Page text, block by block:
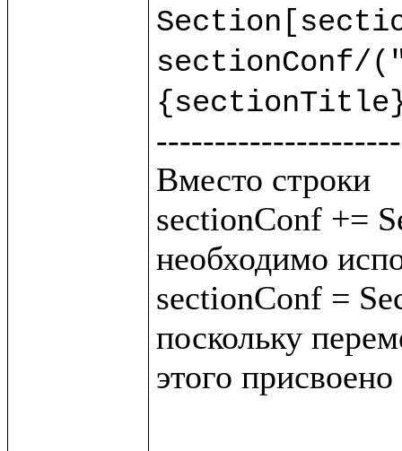
Вместо строки
sectionConf +=
необходимо
sectionConf =
поскольку
этого